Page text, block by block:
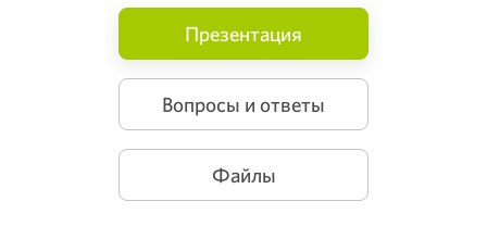
Презентация
Вопросы и ответы
Файлы